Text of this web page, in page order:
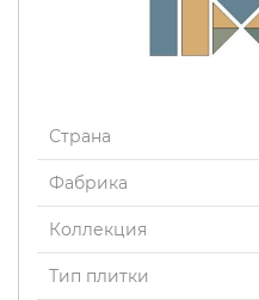
Страна
Фабрика
Коллекция
Тип плитки